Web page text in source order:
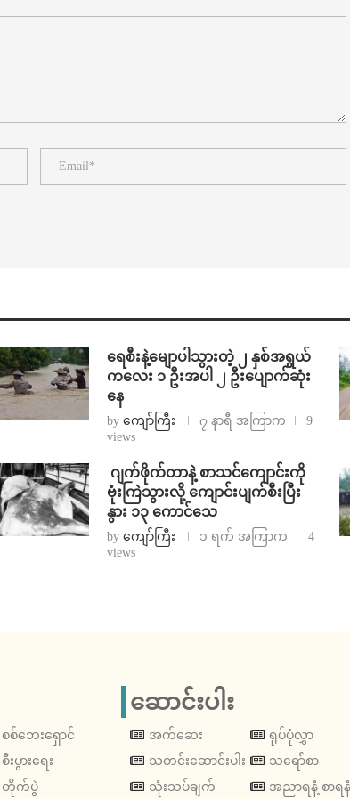
ရေစီးနဲ့မျောပါသွားတဲ့ ၂ နှစ်အရွယ်
ကလေး ၁ ဦးအပါ ၂ ဦးပျောက်ဆုံး
နေ
by ကျော်ကြီး ၇ နာရီ အကြာက
9
views
⁨⁩ ⁨ဂျက်ဖိုက်တာနဲ့ စာသင်ကျောင်းကို
ဗုံးကြဲသွားလို့ ကျောင်းပျက်စီးပြီး
နွား ၁၃ ကောင်သေ
by ကျော်ကြီး ၁ ရက် အကြာက
4
views
စစ်ဘေးရှောင်
စီးပွားရေး
တိုက်ပွဲ
ဆောင်းပါး
အက်ဆေး
သတင်းဆောင်းပါး
သုံးသပ်ချက်
ရုပ်ပုံလွှာ
သရော်စာ
အညာရနံ့ စာရနံ့